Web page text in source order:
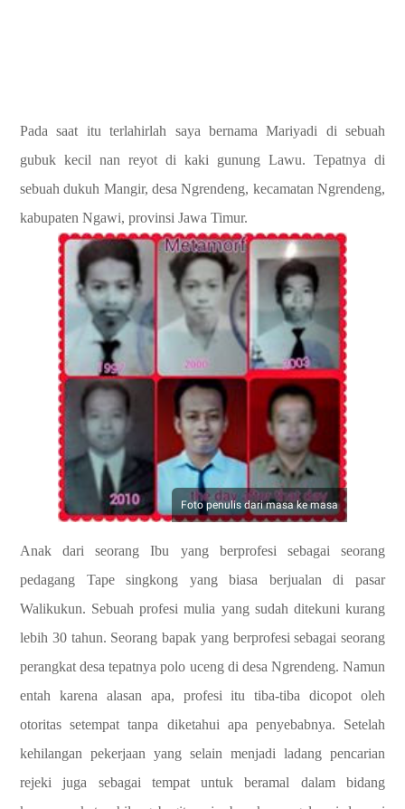
Pada saat itu terlahirlah saya bernama Mariyadi di sebuah
gubuk kecil nan reyot di kaki gunung Lawu. Tepatnya di
sebuah dukuh Mangir, desa Ngrendeng, kecamatan Ngrendeng,
kabupaten Ngawi, provinsi Jawa Timur.
Foto penulis dari masa ke masa
Anak dari seorang Ibu yang berprofesi sebagai seorang
pedagang Tape singkong yang biasa berjualan di pasar
Walikukun. Sebuah profesi mulia yang sudah ditekuni kurang
lebih 30 tahun. Seorang bapak yang berprofesi sebagai seorang
perangkat desa tepatnya polo uceng di desa Ngrendeng. Namun
entah karena alasan apa, profesi itu tiba-tiba dicopot oleh
otoritas setempat tanpa diketahui apa penyebabnya. Setelah
kehilangan pekerjaan yang selain menjadi ladang pencarian
rejeki juga sebagai tempat untuk beramal dalam bidang